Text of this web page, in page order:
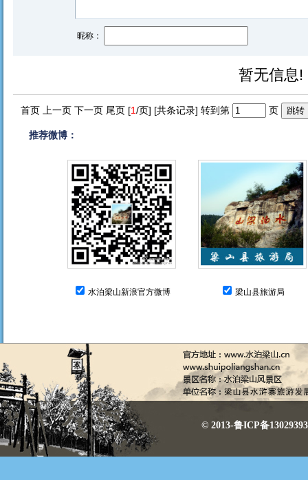
昵称：
暂无信息!
首页 上一页 下一页 尾页 [1/页] [共条记录] 转到第 页
推荐微博：
水泊梁山新浪官方微博 梁山县旅游局
© 2013-鲁ICP备